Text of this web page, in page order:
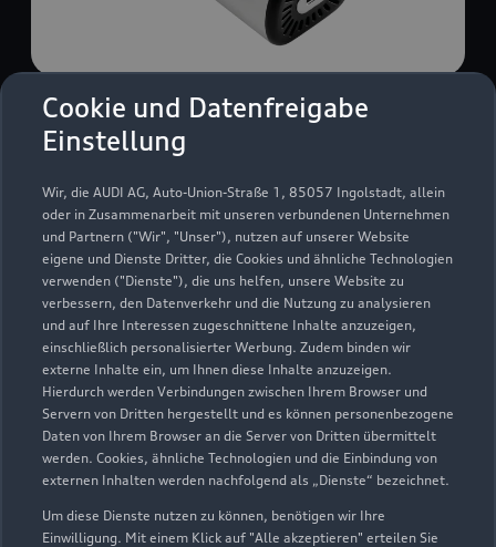
USB Power-Ladegerät
USB Power-Ladegerät für schnelles und
komfortables Laden von Mobiltelefonen, Tablets
oder Laptops.
Zur Audi Shopping World
Cookie und Datenfreigabe
Einstellung
Wir, die AUDI AG, Auto-Union-Straße 1, 85057 Ingolstadt, allein
oder in Zusammenarbeit mit unseren verbundenen Unternehmen
und Partnern ("Wir", "Unser"), nutzen auf unserer Website
eigene und Dienste Dritter, die Cookies und ähnliche Technologien
verwenden ("Dienste"), die uns helfen, unsere Website zu
verbessern, den Datenverkehr und die Nutzung zu analysieren
und auf Ihre Interessen zugeschnittene Inhalte anzuzeigen,
einschließlich personalisierter Werbung. Zudem binden wir
externe Inhalte ein, um Ihnen diese Inhalte anzuzeigen.
Hierdurch werden Verbindungen zwischen Ihrem Browser und
Servern von Dritten hergestellt und es können personenbezogene
Daten von Ihrem Browser an die Server von Dritten übermittelt
werden. Cookies, ähnliche Technologien und die Einbindung von
externen Inhalten werden nachfolgend als „Dienste“ bezeichnet.
Um diese Dienste nutzen zu können, benötigen wir Ihre
Einwilligung. Mit einem Klick auf "Alle akzeptieren" erteilen Sie